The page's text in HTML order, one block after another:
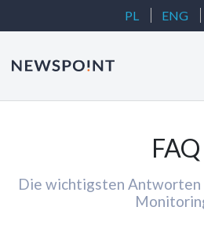
PL ENG
FAQ
Die wichtigsten Antworten